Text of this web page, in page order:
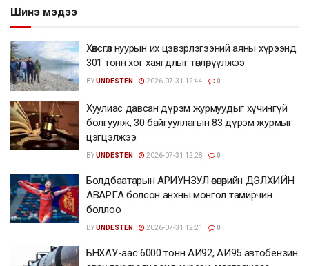
Шинэ мэдээ
Хөвсгөл нуурын их цэвэрлэгээний аяны хүрээнд
301 тонн хог хаягдлыг төвлөрүүлжээ
BYUNDESTEN 2026-07-31 12:44 0
Хуулиас давсан дүрэм журмуудыг хүчингүй
болгуулж, 30 байгууллагын 83 дүрэм журмыг
цэгцэлжээ
BYUNDESTEN 2026-07-31 12:28 0
Болдбаатарын АРИУНЗУЛ өсвөрийн ДЭЛХИЙН
АВАРГА болсон анхны монгол тамирчин
боллоо
BYUNDESTEN 2026-07-31 12:21 0
БНХАУ-аас 6000 тонн АИ92, АИ95 автобензин